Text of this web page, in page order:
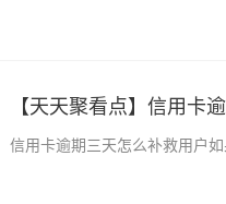
【天天聚看点】信用卡
信用卡逾期三天怎么补救用户